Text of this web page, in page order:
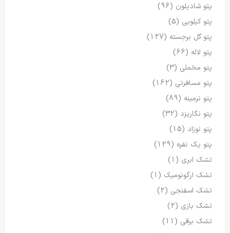
پتو شادیلون (96)
پتو کیلویی (5)
پتو گل برجسته (127)
پتو لاله (66)
پتو مخملی (3)
پتو مسافرتی (162)
پتو نرمینه (89)
پتو نگاریزد (32)
پتو نوزاد (15)
پتو یک نفره (129)
تشک ابری (1)
تشک ارگونومیک (1)
تشک اسفنجی (2)
تشک بازی (2)
تشک برقی (11)